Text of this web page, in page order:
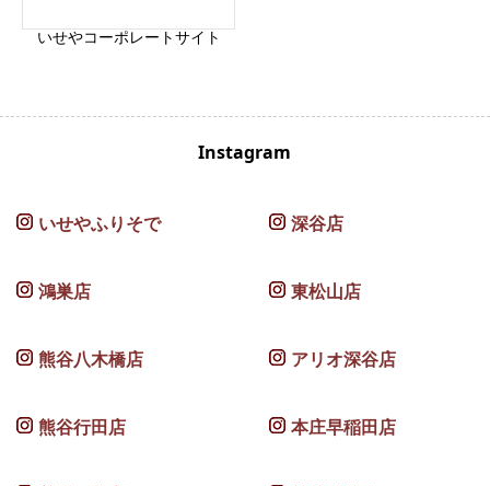
いせやコーポレートサイト
Instagram
いせやふりそで 深谷店
鴻巣店 東松山店
熊谷八木橋店 アリオ深谷店
熊谷行田店 本庄早稲田店